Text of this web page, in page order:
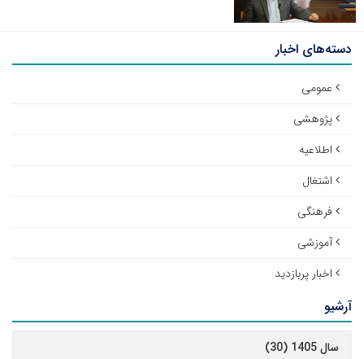
دسته‌های اخبار
عمومی
پژوهشی
اطلاعیه
اشتغال
فرهنگی
آموزشی
اخبار پربازدید
آرشیو
سال 1405 (30)